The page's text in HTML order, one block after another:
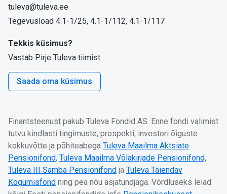
tuleva@tuleva.ee
Tegevusload 4.1-1/25, 4.1-1/112, 4.1-1/117
Tekkis küsimus?
Vastab Pirje Tuleva tiimist
Saada oma küsimus
Finantsteenust pakub Tuleva Fondid AS. Enne fondi valimist
tutvu kindlasti tingimuste, prospekti, investori õiguste
kokkuvõtte ja põhiteabega Tuleva Maailma Aktsiate
Pensionifond, Tuleva Maailma Võlakirjade Pensionifond,
Tuleva III Samba Pensionifond ja Tuleva Täiendav
Kogumisfond ning pea nõu asjatundjaga. Võrdluseks leiad